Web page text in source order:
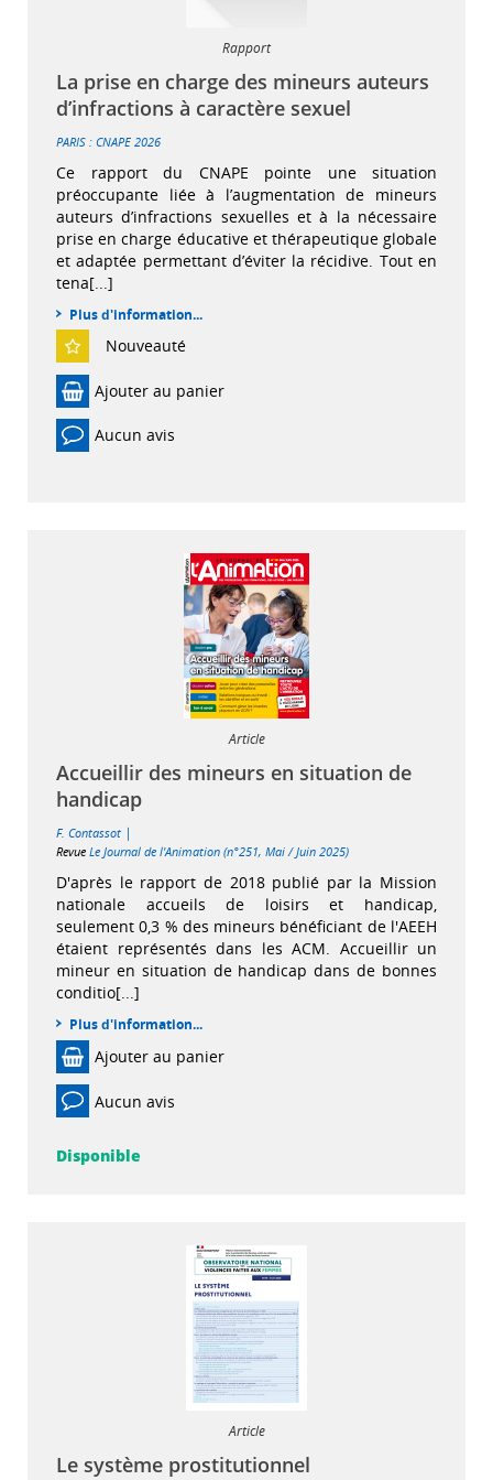
Rapport
La prise en charge des mineurs auteurs
d’infractions à caractère sexuel
PARIS : CNAPE 2026
Ce rapport du CNAPE pointe une situation
préoccupante liée à l’augmentation de mineurs
auteurs d’infractions sexuelles et à la nécessaire
prise en charge éducative et thérapeutique globale
et adaptée permettant d’éviter la récidive. Tout en
tena[...]
Plus d'information...
Nouveauté
Ajouter au panier
Aucun avis
Article
Accueillir des mineurs en situation de
handicap
F. Contassot |
Revue Le Journal de l'Animation (n°251, Mai / Juin 2025)
D'après le rapport de 2018 publié par la Mission
nationale accueils de loisirs et handicap,
seulement 0,3 % des mineurs bénéficiant de l'AEEH
étaient représentés dans les ACM. Accueillir un
mineur en situation de handicap dans de bonnes
conditio[...]
Plus d'information...
Ajouter au panier
Aucun avis
Disponible
Article
Le système prostitutionnel